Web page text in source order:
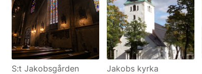
S:t Jakobsgården Jakobs kyrka